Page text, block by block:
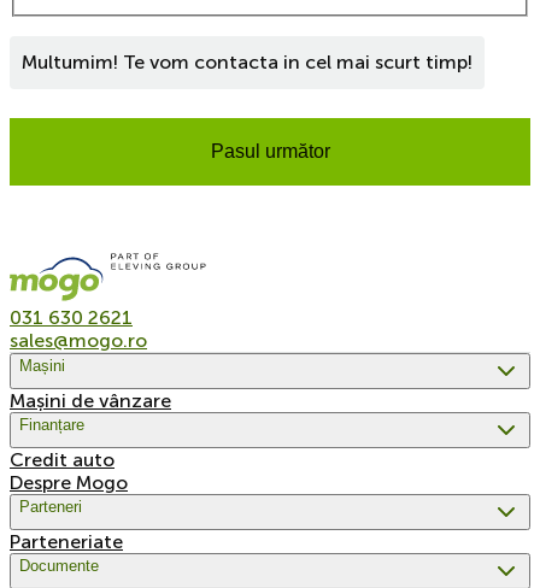
Multumim! Te vom contacta in cel mai scurt timp!
Pasul următor
031 630 2621
sales@mogo.ro
Mașini
Mașini de vânzare
Finanțare
Credit auto
Despre Mogo
Parteneri
Parteneriate
Documente